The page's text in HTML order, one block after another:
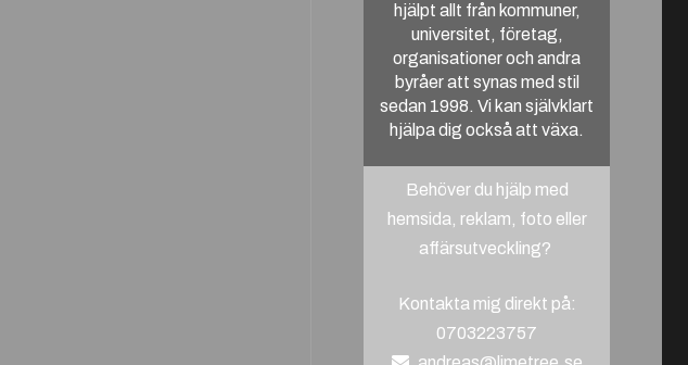
hjälpt allt från kommuner,
universitet, företag,
organisationer och andra
byråer att synas med stil
sedan 1998. Vi kan självklart
hjälpa dig också att växa.
Behöver du hjälp med
hemsida, reklam, foto eller
affärsutveckling?
Kontakta mig direkt på:
0703223757